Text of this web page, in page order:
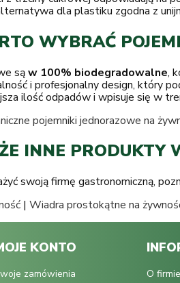
dla plastiku zgodna z
WYBRAĆ
sąw 100% biodegradowalne,
i profesjonalny design, który
ilość odpadów i wpisuje się w
pojemniki jednorazowe na
INNE PRODUKTY
swoją firmę gastronomiczną,
| Wiadra prostokątne na
KONTO
zamówienia
O firmie